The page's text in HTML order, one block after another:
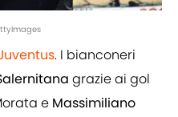
. I bianconeri
grazie ai gol
e Massimiliano